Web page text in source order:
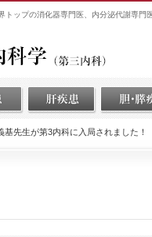
ップの消化器専門医、内分泌代謝専門
先生が第3内科に入局されました！